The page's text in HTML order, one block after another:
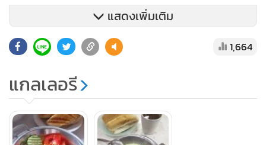
แสดงเพิ่มเติม
1,664
แกลเลอรี